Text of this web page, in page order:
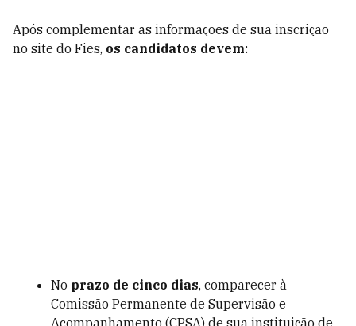
Após complementar as informações de sua inscrição
no site do Fies, os candidatos devem:
No prazo de cinco dias, comparecer à
Comissão Permanente de Supervisão e
Acompanhamento (CPSA) de sua instituição de